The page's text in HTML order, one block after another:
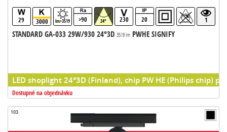
29 3000 lm>3519 >90 24° 230 20 1
STANDARD GA-033 29W/930 24°3D 3519 lmPWHE SIGNIFY
LED shoplight 24°3D (Finland), chip PW HE (Philips chip)
Dostupné na objednávku
103